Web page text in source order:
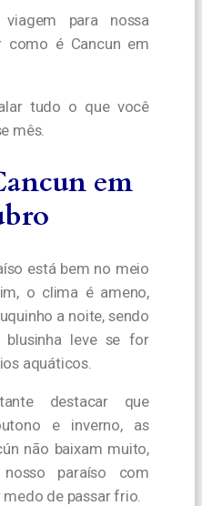
para nossa
como é Cancun em
tudo o que você
mês.
em
está bem no meio
o clima é ameno,
a noite, sendo
blusinha leve se for
aquáticos.
destacar que
e inverno, as
não baixam muito,
paraíso com
de passar frio.